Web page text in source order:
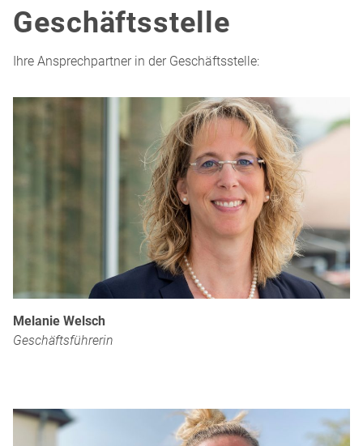
Geschäftsstelle
Ihre Ansprechpartner in der Geschäftsstelle:
Melanie Welsch
Geschäftsführerin